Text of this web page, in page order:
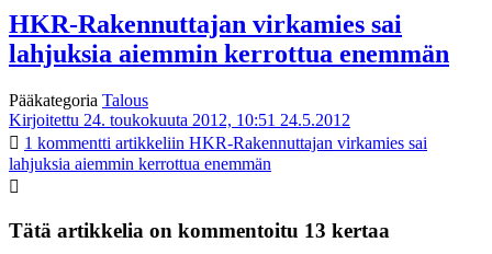
HKR-Rakennuttajan virkamies sai
lahjuksia aiemmin kerrottua enemmän
Pääkategoria Talous
Kirjoitettu 24. toukokuuta 2012, 10:51 24.5.2012
1 kommentti artikkeliin HKR-Rakennuttajan virkamies sai
lahjuksia aiemmin kerrottua enemmän
Tätä artikkelia on kommentoitu 13 kertaa